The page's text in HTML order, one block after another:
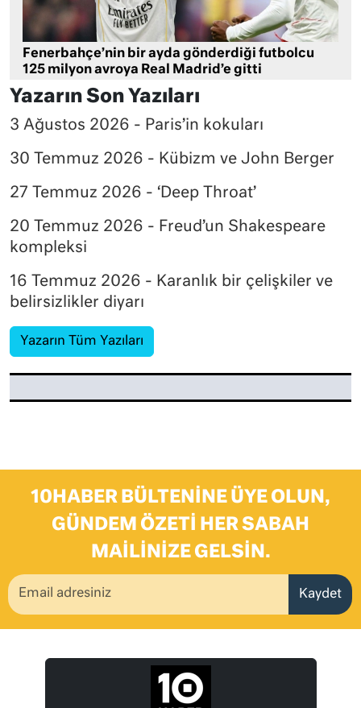
Fenerbahçe’nin bir ayda gönderdiği futbolcu
125 milyon avroya Real Madrid’e gitti
Yazarın Son Yazıları
3 Ağustos 2026 - Paris’in kokuları
30 Temmuz 2026 - Kübizm ve John Berger
27 Temmuz 2026 - ‘Deep Throat’
20 Temmuz 2026 - Freud’un Shakespeare
kompleksi
16 Temmuz 2026 - Karanlık bir çelişkiler ve
belirsizlikler diyarı
Yazarın Tüm Yazıları
10HABER BÜLTENINE ÜYE OLUN,
GÜNDEM ÖZETI HER SABAH
MAILINIZE GELSIN.
Kaydet